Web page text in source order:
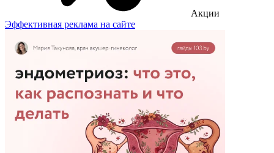
Акции
Эффективная реклама на сайте